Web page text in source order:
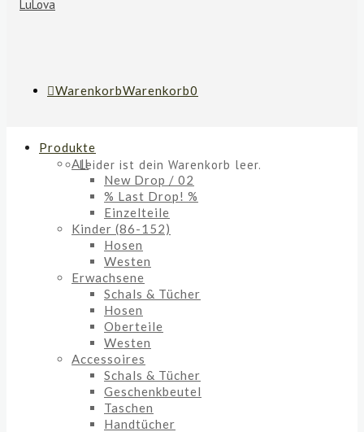
WarenkorbWarenkorb0
Leider ist dein Warenkorb leer.
Produkte
All
New Drop / 02
% Last Drop! %
Einzelteile
Kinder (86-152)
Hosen
Westen
Erwachsene
Schals & Tücher
Hosen
Oberteile
Westen
Accessoires
Schals & Tücher
Geschenkbeutel
Taschen
Handtücher